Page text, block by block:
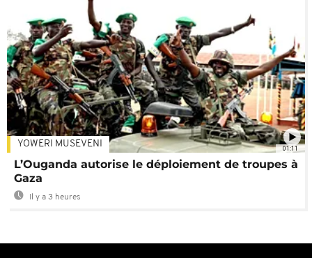
01:11
YOWERI MUSEVENI
L’Ouganda autorise le déploiement de troupes à
Gaza
Il y a 3 heures